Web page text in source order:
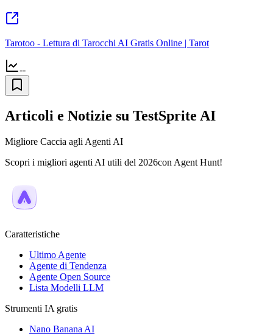
Tarotoo - Lettura di Tarocchi AI Gratis Online | Tarot
--
Articoli e Notizie su TestSprite AI
Migliore Caccia agli Agenti AI
Scopri i migliori agenti AI utili del 2026con Agent Hunt!
Caratteristiche
Ultimo Agente
Agente di Tendenza
Agente Open Source
Lista Modelli LLM
Strumenti IA gratis
Nano Banana AI